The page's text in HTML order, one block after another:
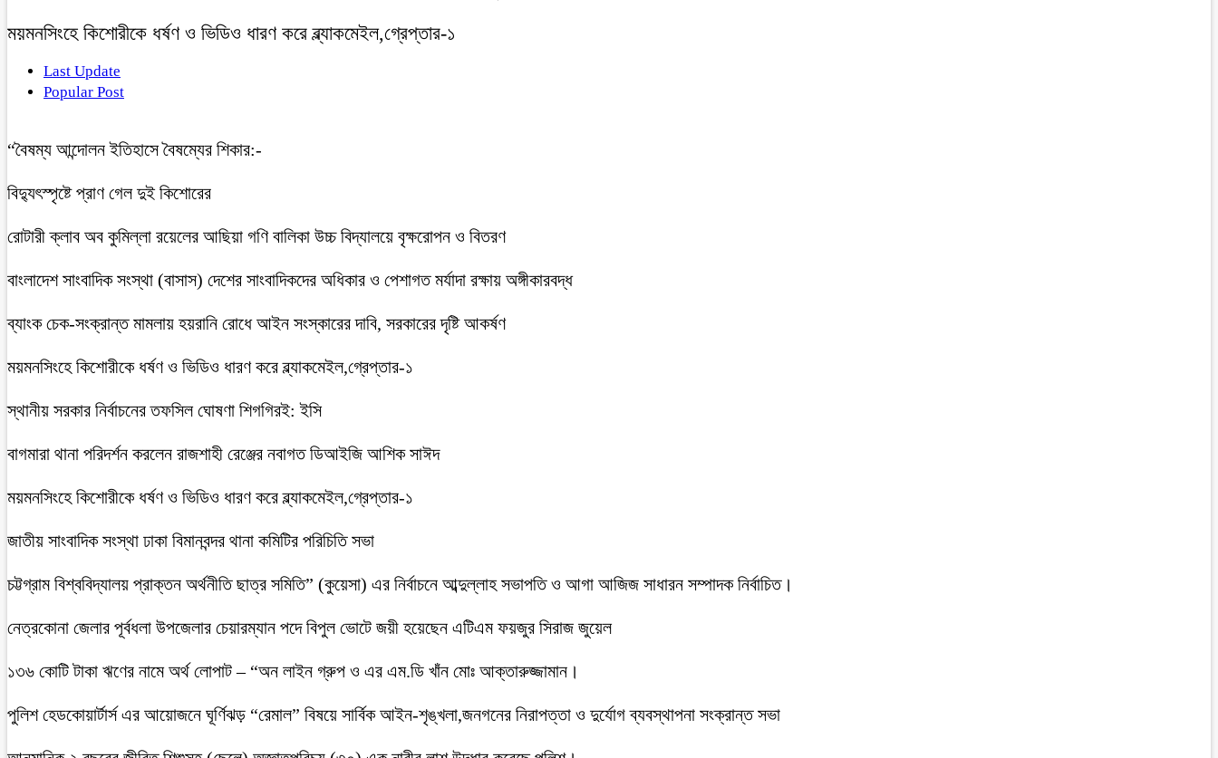
ময়মনসিংহে কিশোরীকে ধর্ষণ ও ভিডিও ধারণ করে ব্ল্যাকমেইল,গ্রেপ্তার-১
Last Update
Popular Post
“বৈষম্য আন্দোলন ইতিহাসে বৈষম্যের শিকার:-
বিদ্যুৎস্পৃষ্টে প্রাণ গেল দুই কিশোরের
রোটারী ক্লাব অব কুমিল্লা রয়েলের আছিয়া গণি বালিকা উচ্চ বিদ্যালয়ে বৃক্ষরোপন ও বিতরণ
বাংলাদেশ সাংবাদিক সংস্থা (বাসাস) দেশের সাংবাদিকদের অধিকার ও পেশাগত মর্যাদা রক্ষায় অঙ্গীকারবদ্ধ
ব্যাংক চেক-সংক্রান্ত মামলায় হয়রানি রোধে আইন সংস্কারের দাবি, সরকারের দৃষ্টি আকর্ষণ
ময়মনসিংহে কিশোরীকে ধর্ষণ ও ভিডিও ধারণ করে ব্ল্যাকমেইল,গ্রেপ্তার-১
স্থানীয় সরকার নির্বাচনের তফসিল ঘোষণা শিগগিরই: ইসি
বাগমারা থানা পরিদর্শন করলেন রাজশাহী রেঞ্জের নবাগত ডিআইজি আশিক সাঈদ
ময়মনসিংহে কিশোরীকে ধর্ষণ ও ভিডিও ধারণ করে ব্ল্যাকমেইল,গ্রেপ্তার-১
জাতীয় সাংবাদিক সংস্থা ঢাকা বিমানবন্দর থানা কমিটির পরিচিতি সভা
চট্টগ্রাম বিশ্ববিদ্যালয় প্রাক্তন অর্থনীতি ছাত্র সমিতি” (কুয়েসা) এর নির্বাচনে আব্দুল্লাহ সভাপতি ও আগা আজিজ সাধারন সম্পাদক নির্বাচিত।
নেত্রকোনা জেলার পূর্বধলা উপজেলার চেয়ারম্যান পদে বিপুল ভোটে জয়ী হয়েছেন এটিএম ফয়জুর সিরাজ জুয়েল
১৩৬ কোটি টাকা ঋণের নামে অর্থ লোপাট – “অন লাইন গ্রুপ ও এর এম.ডি খাঁন মোঃ আক্তারুজ্জামান।
পুলিশ হেডকোয়ার্টার্স এর আয়োজনে ঘূর্ণিঝড় “রেমাল” বিষয়ে সার্বিক আইন-শৃঙ্খলা,জনগনের নিরাপত্তা ও দুর্যোগ ব্যবস্থাপনা সংক্রান্ত সভা